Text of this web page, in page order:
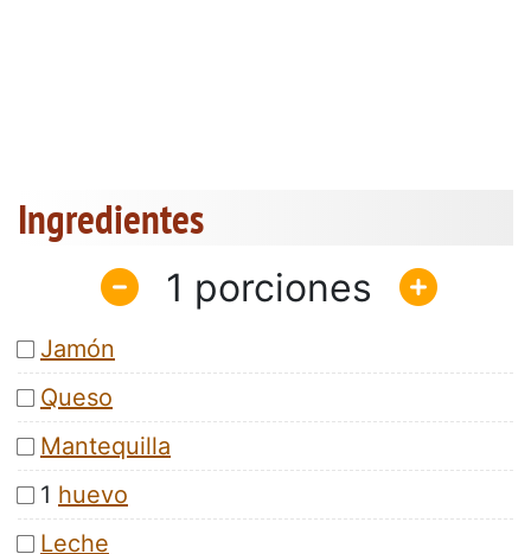
Ingredientes
1
Jamón
Queso
Mantequilla
1 huevo
Leche